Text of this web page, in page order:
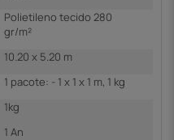
Polietileno tecido 280
gr/m²
10.20 x 5.20 m
1 pacote: - 1 x 1 x 1 m, 1 kg
1kg
1 An